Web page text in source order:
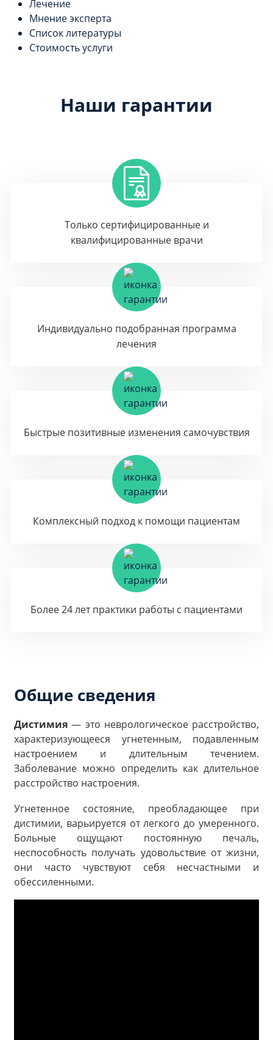
Лечение
Мнение эксперта
Список литературы
Стоимость услуги
Наши гарантии
Только сертифицированные и
квалифицированные врачи
Индивидуально подобранная программа
лечения
Быстрые позитивные изменения самочувствия
Комплексный подход к помощи пациентам
Более 24 лет практики работы с пациентами
Общие сведения
Дистимия — это неврологическое расстройство,
характеризующееся угнетенным, подавленным
настроением и длительным течением.
Заболевание можно определить как длительное
расстройство настроения.
Угнетенное состояние, преобладающее при
дистимии, варьируется от легкого до умеренного.
Больные ощущают постоянную печаль,
неспособность получать удовольствие от жизни,
они часто чувствуют себя несчастными и
обессиленными.